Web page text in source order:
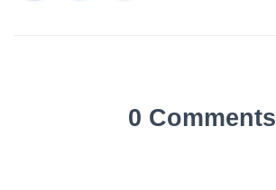
0 Comments